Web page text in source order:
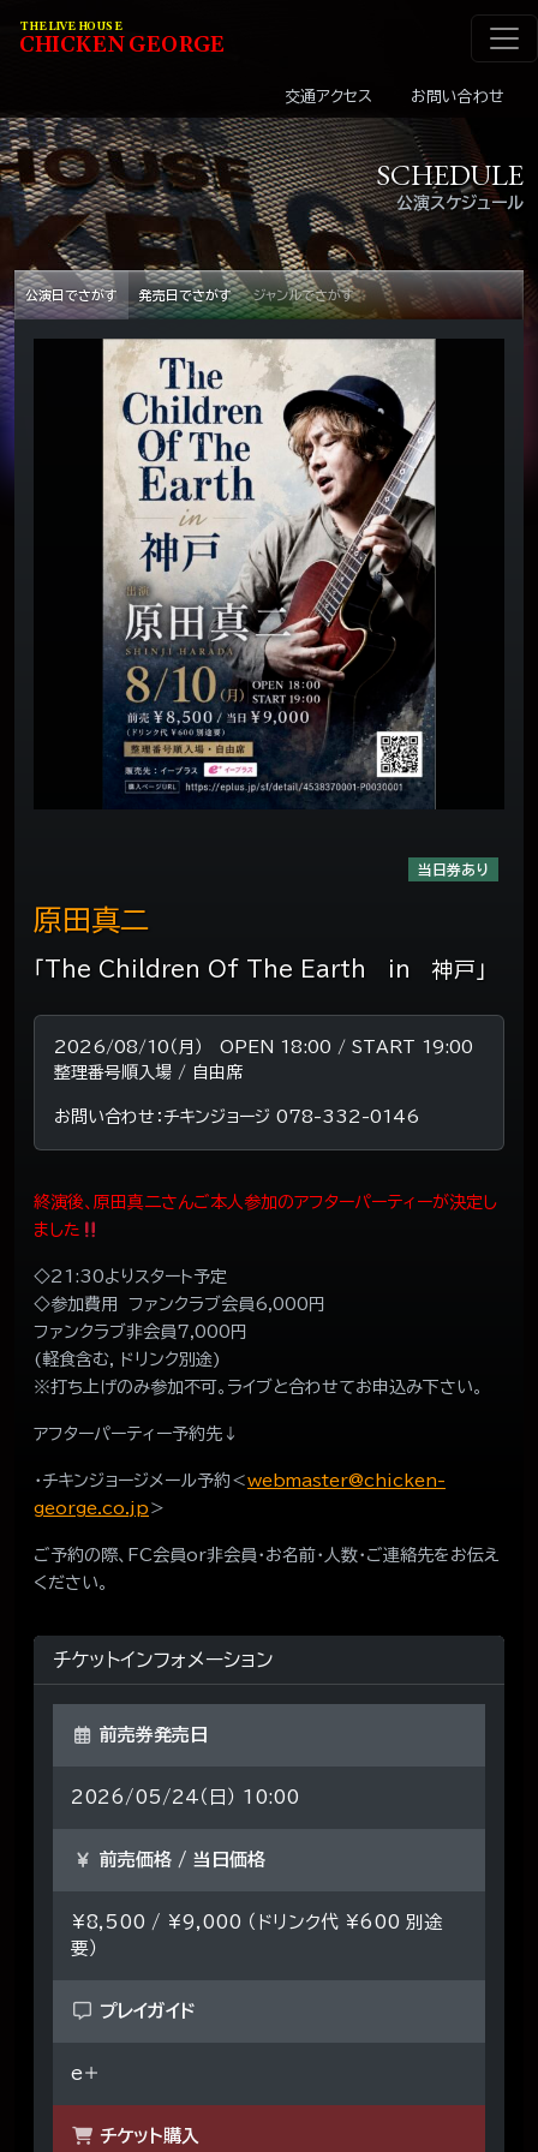
メインナビゲーショ
THE LIVE HOUSE
CHICKENGEORGE
交通アクセス お問い合わせ
公演スケジュール
SCHEDULE
公演日でさがす 発売日でさがす ジャンルでさがす
当日券あり
「The Children Of The Earth in 神戸」
原田真二
2026/08/10（月） OPEN 18:00 / START 19:00
整理番号順入場 / 自由席
お問い合わせ：チキンジョージ 078-332-0146
終演後、原田真二さんご本人参加のアフターパーティーが決定し
ました
◇21:30よりスタート予定
◇参加費用 ファンクラブ会員6,000円
ファンクラブ非会員7,000円
(軽食含む, ドリンク別途)
※打ち上げのみ参加不可。ライブと合わせてお申込み下さい。
アフターパーティー予約先↓
・チキンジョージメール予約＜webmaster@chicken-
george.co.jp ＞
ご予約の際、FC会員or非会員・お名前・人数・ご連絡先をお伝え
ください。
チケットインフォメーション
前売券発売日
2026/05/24（日） 10:00
前売価格 / 当日価格
¥8,500 / ¥9,000 （ドリンク代 ¥600 別途
要）
プレイガイド
e＋
チケット購入